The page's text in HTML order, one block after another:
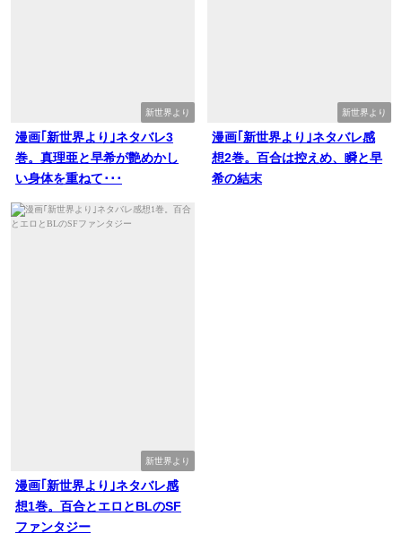
新世界より
漫画｢新世界より｣ネタバレ3
巻。真理亜と早希が艶めかし
い身体を重ねて･･･
新世界より
漫画｢新世界より｣ネタバレ感
想2巻。百合は控えめ、瞬と早
希の結末
新世界より
漫画｢新世界より｣ネタバレ感
想1巻。百合とエロとBLのSF
ファンタジー